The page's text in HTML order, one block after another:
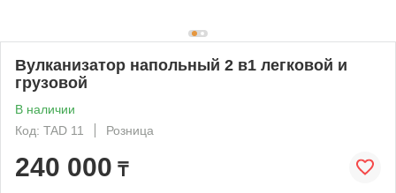
Вулканизатор напольный 2 в1 легковой и
грузовой
В наличии
Код: TAD 11
Розница
240 000 ₸